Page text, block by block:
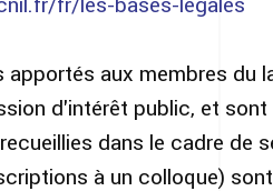
aux membres du
d'intérêt public, et
dans le cadre de
à un colloque)